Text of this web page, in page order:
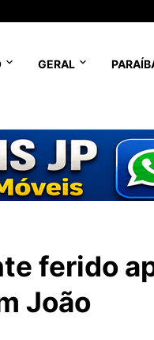
GERAL
ferido
João